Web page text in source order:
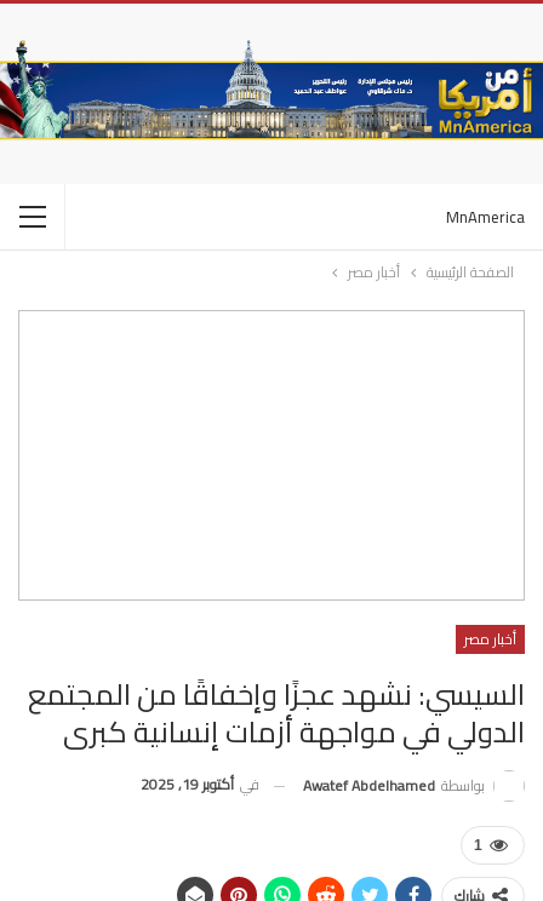
MnAmerica
الصفحة الرئيسية أخبار مصر
أخبار مصر
السيسي: نشهد عجزًا وإخفاقًا من المجتمع
الدولي في مواجهة أزمات إنسانية كبرى
بواسطة Awatef Abdelhamed في أكتوبر 19, 2025
1